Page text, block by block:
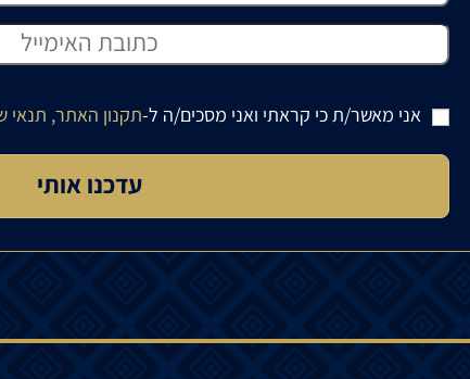
אני מאשר/ת כי קראתי ואני מסכים/ה ל-תקנון האתר, תנאי